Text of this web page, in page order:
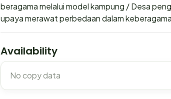
beragama melalui model kampung / Desa
upaya merawat perbedaan dalam
Availability
No copy data